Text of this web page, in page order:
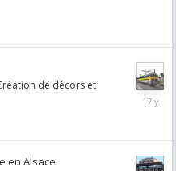
de décors et
March
en Alsace